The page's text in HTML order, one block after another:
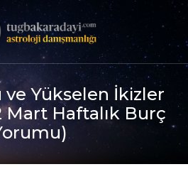
Yükselen İkizler
Mart Haftalık Burç